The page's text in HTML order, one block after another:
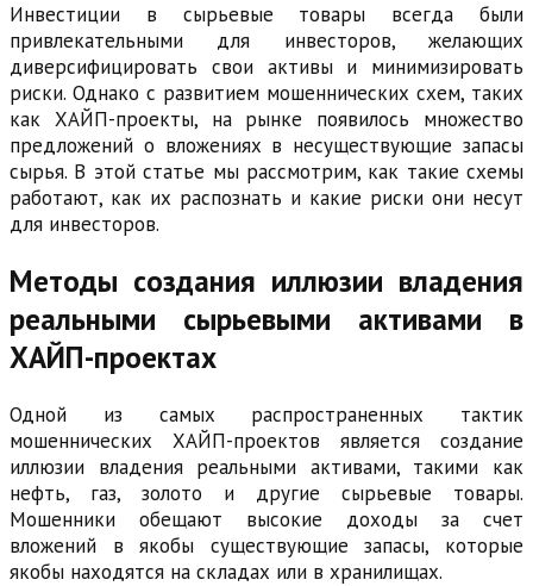
Инвестиции в сырьевые товары всегда были
привлекательными для инвесторов, желающих
диверсифицировать свои активы и минимизировать
риски. Однако с развитием мошеннических схем, таких
как ХАЙП-проекты, на рынке появилось множество
предложений о вложениях в несуществующие запасы
сырья. В этой статье мы рассмотрим, как такие схемы
работают, как их распознать и какие риски они несут
для инвесторов.
Методы создания иллюзии владения
реальными сырьевыми активами в
ХАЙП-проектах
Одной из самых распространенных тактик
мошеннических ХАЙП-проектов является создание
иллюзии владения реальными активами, такими как
нефть, газ, золото и другие сырьевые товары.
Мошенники обещают высокие доходы за счет
вложений в якобы существующие запасы, которые
якобы находятся на складах или в хранилищах.